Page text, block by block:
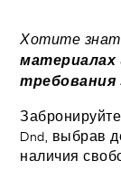
Хотите
материалах
требования
Dnd, выбрав
наличия